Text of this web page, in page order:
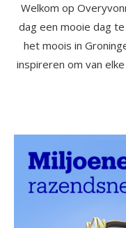
Welkom op
dag een mooie dag
het moois in
inspireren om van